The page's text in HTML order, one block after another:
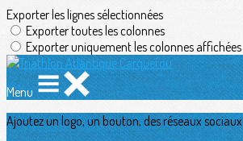
Exporter les lignes sélectionnées
Exporter toutes les colonnes
Exporter uniquement les colonnes affichées
Menu
Ajoutez un logo, un bouton, des réseaux sociaux